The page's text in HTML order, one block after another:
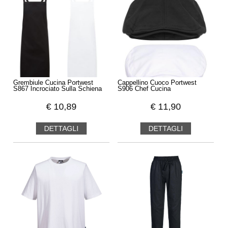
CHIUDI RICERCA
Grembiule Cucina Portwest
S867 Incrociato Sulla Schiena
€ 10,89
DETTAGLI
Cappellino Cuoco Portwest
S906 Chef Cucina
€ 11,90
DETTAGLI